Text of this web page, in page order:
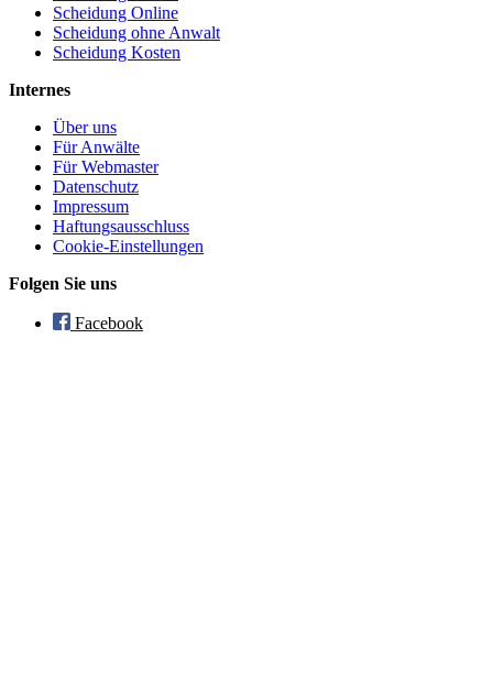
Scheidung Online
Scheidung ohne Anwalt
Scheidung Kosten
Internes
Über uns
Für Anwälte
Für Webmaster
Datenschutz
Impressum
Haftungsausschluss
Cookie-Einstellungen
Folgen Sie uns
Facebook